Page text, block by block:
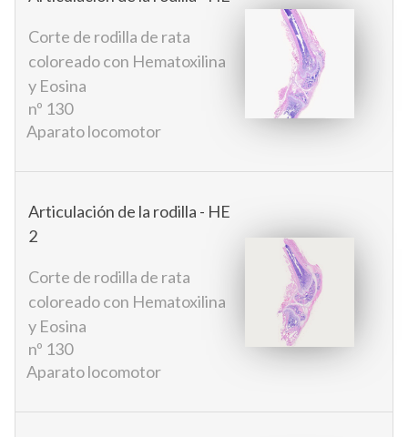
Corte de rodilla de rata
coloreado con Hematoxilina
y Eosina
nº 130
Aparato locomotor
Articulación de la rodilla - HE
2
Corte de rodilla de rata
coloreado con Hematoxilina
y Eosina
nº 130
Aparato locomotor